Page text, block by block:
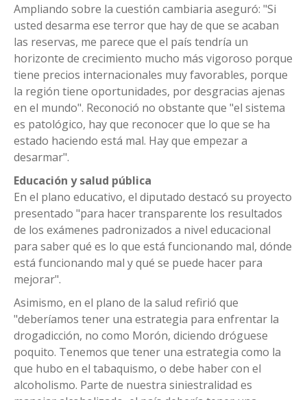
Ampliando sobre la cuestión cambiaria aseguró: "Si
usted desarma ese terror que hay de que se acaban
las reservas, me parece que el país tendría un
horizonte de crecimiento mucho más vigoroso porque
tiene precios internacionales muy favorables, porque
la región tiene oportunidades, por desgracias ajenas
en el mundo". Reconoció no obstante que "el sistema
es patológico, hay que reconocer que lo que se ha
estado haciendo está mal. Hay que empezar a
desarmar".
Educación y salud pública
En el plano educativo, el diputado destacó su proyecto
presentado "para hacer transparente los resultados
de los exámenes padronizados a nivel educacional
para saber qué es lo que está funcionando mal, dónde
está funcionando mal y qué se puede hacer para
mejorar".
Asimismo, en el plano de la salud refirió que
"deberíamos tener una estrategia para enfrentar la
drogadicción, no como Morón, diciendo dróguese
poquito. Tenemos que tener una estrategia como la
que hubo en el tabaquismo, o debe haber con el
alcoholismo. Parte de nuestra siniestralidad es